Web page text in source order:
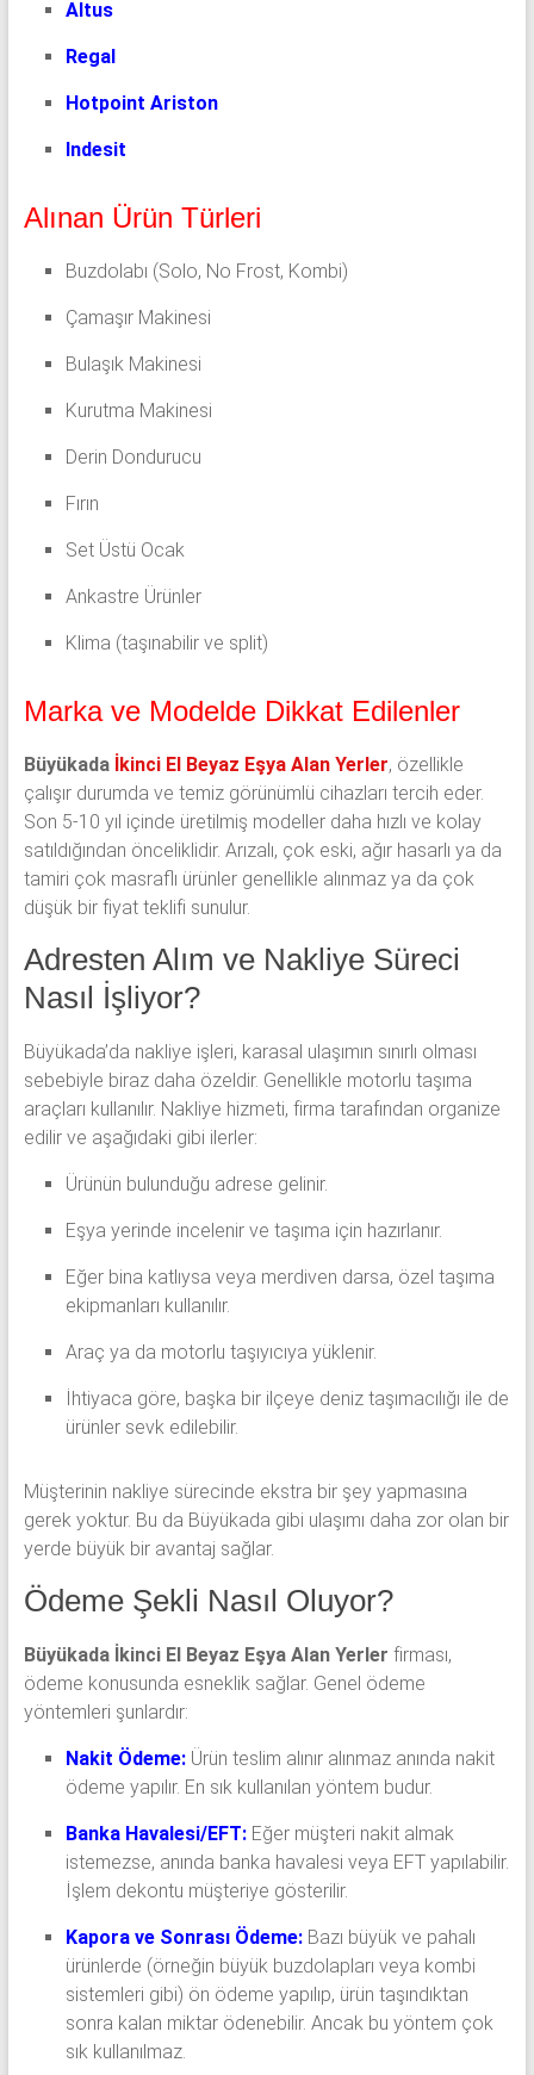
Altus
Regal
Hotpoint Ariston
Indesit
Alınan Ürün Türleri
Buzdolabı (Solo, No Frost, Kombi)
Çamaşır Makinesi
Bulaşık Makinesi
Kurutma Makinesi
Derin Dondurucu
Fırın
Set Üstü Ocak
Ankastre Ürünler
Klima (taşınabilir ve split)
Marka ve Modelde Dikkat Edilenler
Büyükada İkinci El Beyaz Eşya Alan Yerler, özellikle
çalışır durumda ve temiz görünümlü cihazları tercih eder.
Son 5-10 yıl içinde üretilmiş modeller daha hızlı ve kolay
satıldığından önceliklidir. Arızalı, çok eski, ağır hasarlı ya da
tamiri çok masraflı ürünler genellikle alınmaz ya da çok
düşük bir fiyat teklifi sunulur.
Adresten Alım ve Nakliye Süreci
Nasıl İşliyor?
Büyükada’da nakliye işleri, karasal ulaşımın sınırlı olması
sebebiyle biraz daha özeldir. Genellikle motorlu taşıma
araçları kullanılır. Nakliye hizmeti, firma tarafından organize
edilir ve aşağıdaki gibi ilerler:
Ürünün bulunduğu adrese gelinir.
Eşya yerinde incelenir ve taşıma için hazırlanır.
Eğer bina katlıysa veya merdiven darsa, özel taşıma
ekipmanları kullanılır.
Araç ya da motorlu taşıyıcıya yüklenir.
İhtiyaca göre, başka bir ilçeye deniz taşımacılığı ile de
ürünler sevk edilebilir.
Müşterinin nakliye sürecinde ekstra bir şey yapmasına
gerek yoktur. Bu da Büyükada gibi ulaşımı daha zor olan bir
yerde büyük bir avantaj sağlar.
Ödeme Şekli Nasıl Oluyor?
Büyükada İkinci El Beyaz Eşya Alan Yerler firması,
ödeme konusunda esneklik sağlar. Genel ödeme
yöntemleri şunlardır:
Nakit Ödeme:Ürün teslim alınır alınmaz anında nakit
ödeme yapılır. En sık kullanılan yöntem budur.
Banka Havalesi/EFT: Eğer müşteri nakit almak
istemezse, anında banka havalesi veya EFT yapılabilir.
İşlem dekontu müşteriye gösterilir.
Kapora ve Sonrası Ödeme:Bazı büyük ve pahalı
ürünlerde (örneğin büyük buzdolapları veya kombi
sistemleri gibi) ön ödeme yapılıp, ürün taşındıktan
sonra kalan miktar ödenebilir. Ancak bu yöntem çok
sık kullanılmaz.